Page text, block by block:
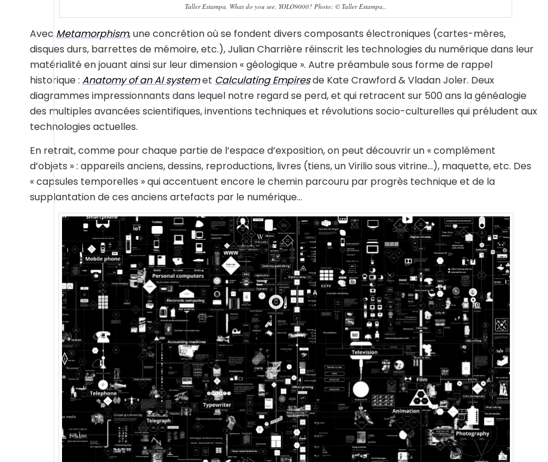
Taller Estampa, What do you see, YOLO9000? Photo: © Taller Estampa,.
Avec Metamorphism, une concrétion où se fondent divers composants électroniques (cartes-mères,
disques durs, barrettes de mémoire, etc.), Julian Charrière réinscrit les technologies du numérique dans leur
matérialité en jouant ainsi sur leur dimension « géologique ». Autre préambule sous forme de rappel
historique : Anatomy of an AI systemet Calculating Empiresde Kate Crawford & Vladan Joler. Deux
diagrammes impressionnants dans lequel notre regard se perd, et qui retracent sur 500 ans la généalogie
des multiples avancées scientifiques, inventions techniques et révolutions socio-culturelles qui préludent aux
technologies actuelles.
En retrait, comme pour chaque partie de l’espace d’exposition, on peut découvrir un « complément
d’objets » : appareils anciens, dessins, reproductions, livres (tiens, un Virilio sous vitrine…), maquette, etc. Des
« capsules temporelles » qui accentuent encore le chemin parcouru par progrès technique et de la
supplantation de ces anciens artefacts par le numérique…